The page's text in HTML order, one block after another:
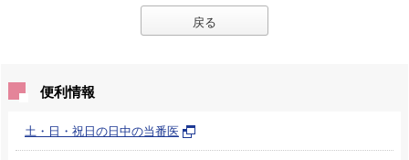
戻る
便利情報
土・日・祝日の日中の当番医